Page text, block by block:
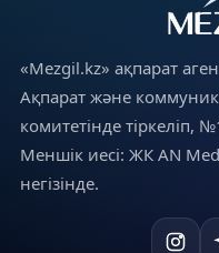
«Mezgil.kz» ақпарат
Ақпарат және
комитетінде тіркеліп,
Меншік иесі: ЖК AN
негізінде.